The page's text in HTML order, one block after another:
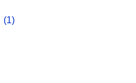
(1)